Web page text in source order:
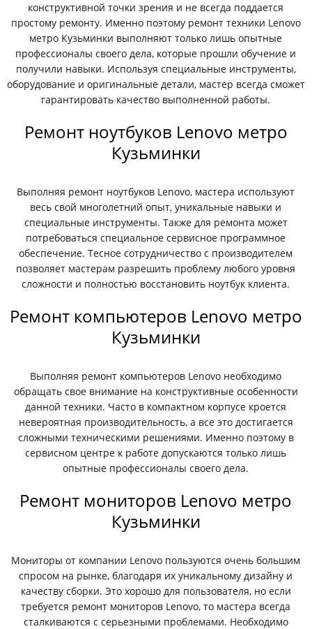
конструктивной точки зрения и не всегда поддается
простому ремонту. Именно поэтому ремонт техники Lenovo
метро Кузьминки выполняют только лишь опытные
профессионалы своего дела, которые прошли обучение и
получили навыки. Используя специальные инструменты,
оборудование и оригинальные детали, мастер всегда сможет
гарантировать качество выполненной работы.
Ремонт ноутбуков Lenovo метро
Кузьминки
Выполняя ремонт ноутбуков Lenovo, мастера используют
весь свой многолетний опыт, уникальные навыки и
специальные инструменты. Также для ремонта может
потребоваться специальное сервисное программное
обеспечение. Тесное сотрудничество с производителем
позволяет мастерам разрешить проблему любого уровня
сложности и полностью восстановить ноутбук клиента.
Ремонт компьютеров Lenovo метро
Кузьминки
Выполняя ремонт компьютеров Lenovo необходимо
обращать свое внимание на конструктивные особенности
данной техники. Часто в компактном корпусе кроется
невероятная производительность, а все это достигается
сложными техническими решениями. Именно поэтому в
сервисном центре к работе допускаются только лишь
опытные профессионалы своего дела.
Ремонт мониторов Lenovo метро
Кузьминки
Мониторы от компании Lenovo пользуются очень большим
спросом на рынке, благодаря их уникальному дизайну и
качеству сборки. Это хорошо для пользователя, но если
требуется ремонт мониторов Lenovo, то мастера всегда
сталкиваются с серьезными проблемами. Необходимо